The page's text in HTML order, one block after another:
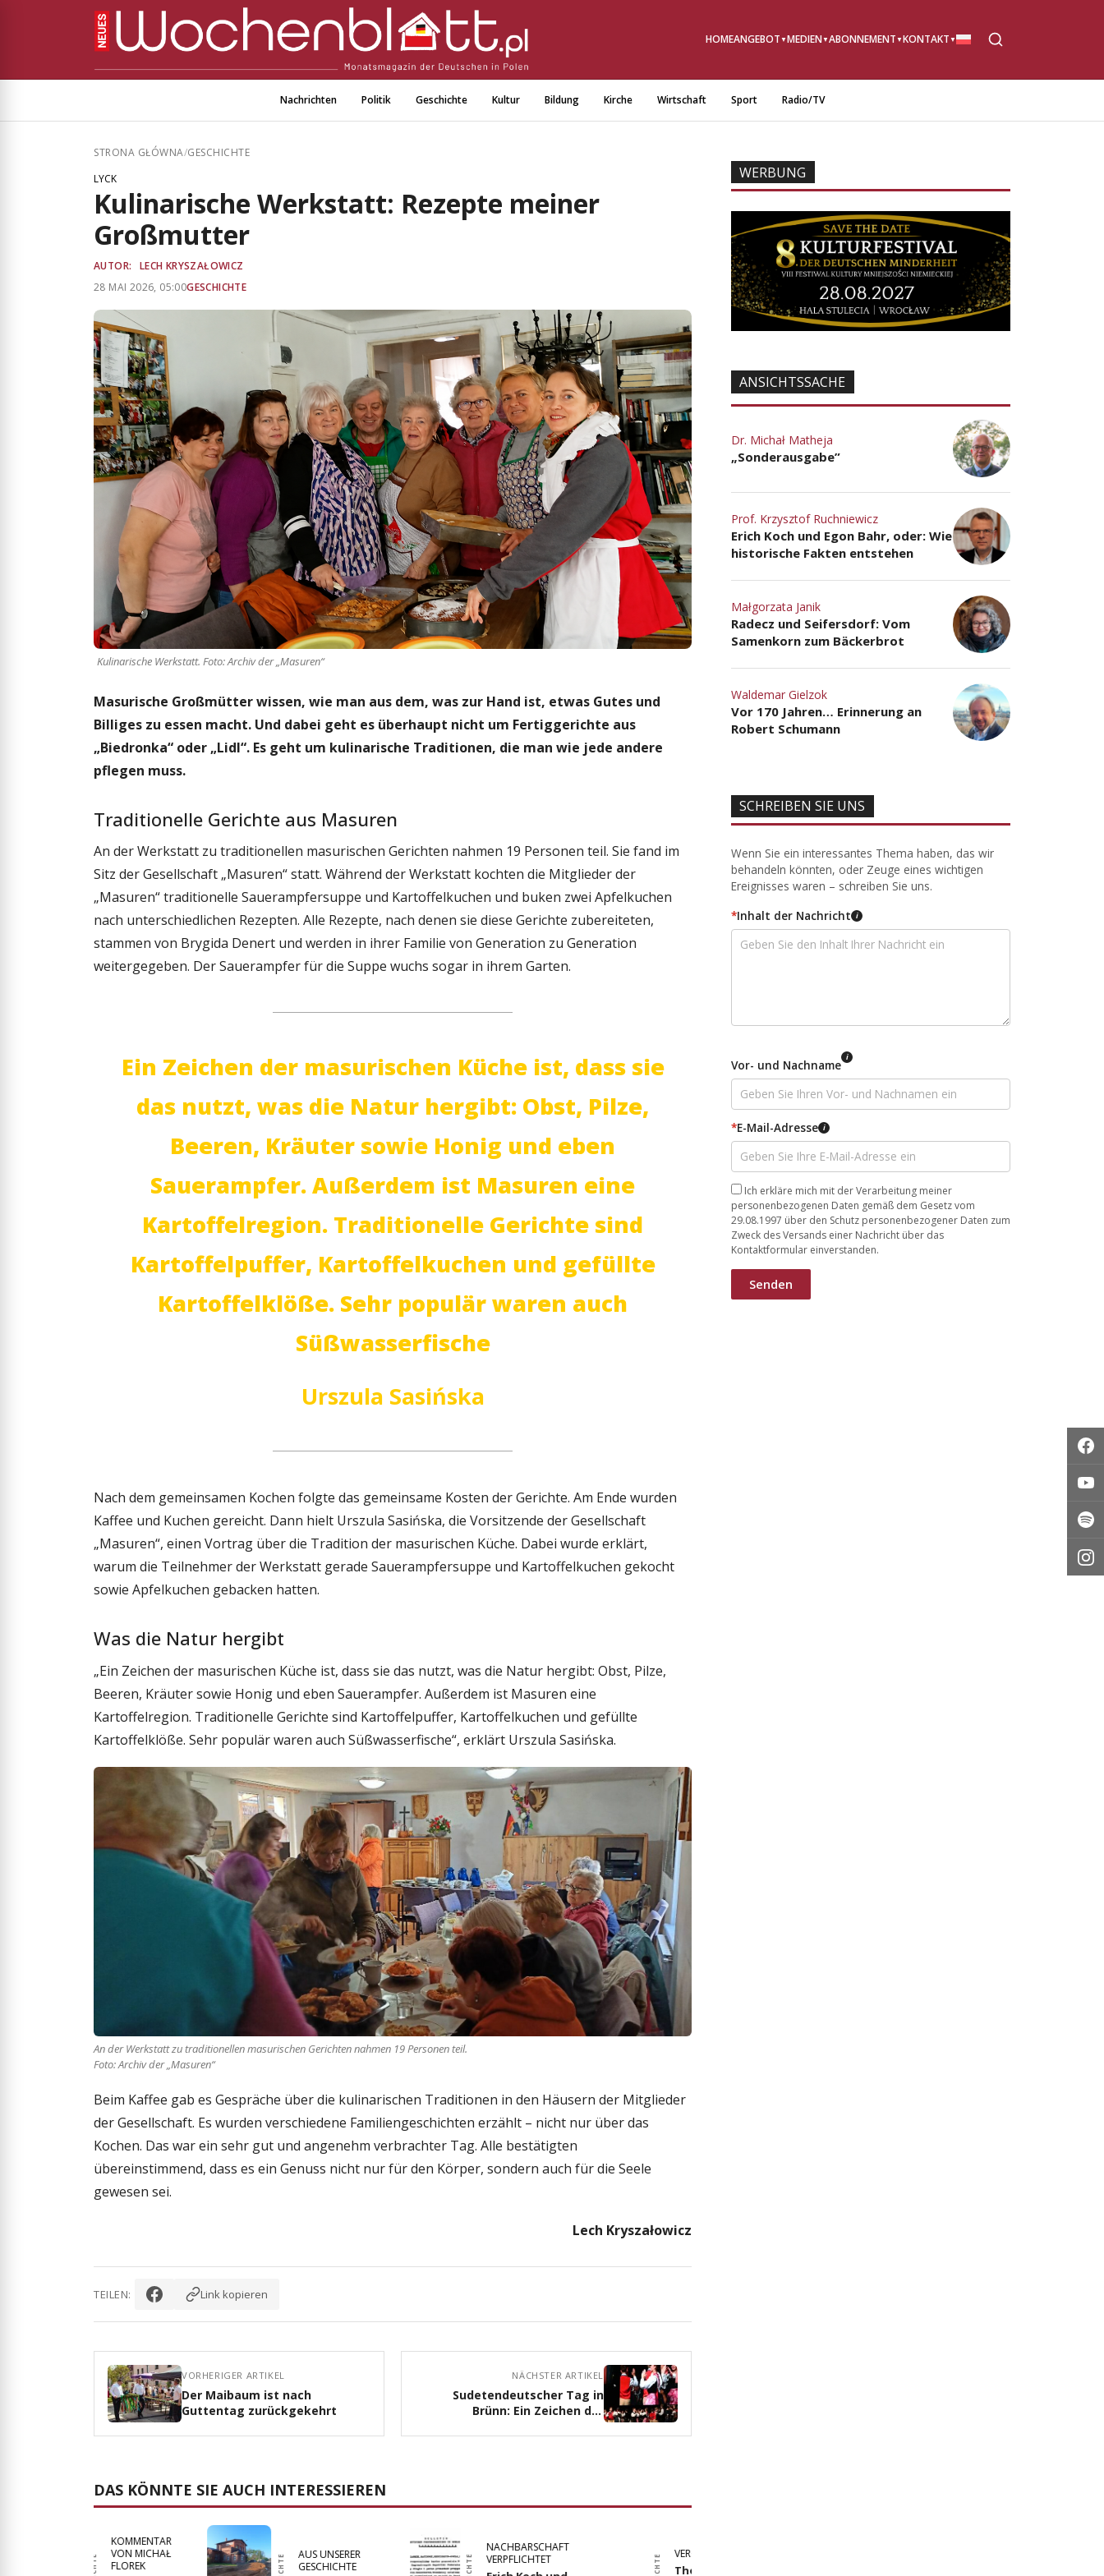
HOMEANGEBOT MEDIEN ABONNEMENT KONTAKT
Nachrichten Politik Geschichte Kultur Bildung Kirche Wirtschaft Sport Radio/TV
STRONA GŁÓWNA/GESCHICHTE
LYCK
Kulinarische Werkstatt: Rezepte meiner
Großmutter
AUTOR:
LECH KRYSZAŁOWICZ
28 MAI 2026, 05:00GESCHICHTE
Kulinarische Werkstatt. Foto: Archiv der „Masuren“
Masurische Großmütter wissen, wie man aus dem, was zur Hand ist, etwas Gutes und
Billiges zu essen macht. Und dabei geht es überhaupt nicht um Fertiggerichte aus
„Biedronka“ oder „Lidl“. Es geht um kulinarische Traditionen, die man wie jede andere
pflegen muss.
Traditionelle Gerichte aus Masuren
An der Werkstatt zu traditionellen masurischen Gerichten nahmen 19 Personen teil. Sie fand im
Sitz der Gesellschaft „Masuren“ statt. Während der Werkstatt kochten die Mitglieder der
„Masuren“ traditionelle Sauerampfersuppe und Kartoffelkuchen und buken zwei Apfelkuchen
nach unterschiedlichen Rezepten. Alle Rezepte, nach denen sie diese Gerichte zubereiteten,
stammen von Brygida Denert und werden in ihrer Familie von Generation zu Generation
weitergegeben. Der Sauerampfer für die Suppe wuchs sogar in ihrem Garten.
Ein Zeichen der masurischen Küche ist, dass sie
das nutzt, was die Natur hergibt: Obst, Pilze,
Beeren, Kräuter sowie Honig und eben
Sauerampfer. Außerdem ist Masuren eine
Kartoffelregion. Traditionelle Gerichte sind
Kartoffelpuffer, Kartoffelkuchen und gefüllte
Kartoffelklöße. Sehr populär waren auch
Süßwasserfische
Urszula Sasińska
Nach dem gemeinsamen Kochen folgte das gemeinsame Kosten der Gerichte. Am Ende wurden
Kaffee und Kuchen gereicht. Dann hielt Urszula Sasińska, die Vorsitzende der Gesellschaft
„Masuren“, einen Vortrag über die Tradition der masurischen Küche. Dabei wurde erklärt,
warum die Teilnehmer der Werkstatt gerade Sauerampfersuppe und Kartoffelkuchen gekocht
sowie Apfelkuchen gebacken hatten.
Was die Natur hergibt
„Ein Zeichen der masurischen Küche ist, dass sie das nutzt, was die Natur hergibt: Obst, Pilze,
Beeren, Kräuter sowie Honig und eben Sauerampfer. Außerdem ist Masuren eine
Kartoffelregion. Traditionelle Gerichte sind Kartoffelpuffer, Kartoffelkuchen und gefüllte
Kartoffelklöße. Sehr populär waren auch Süßwasserfische“, erklärt Urszula Sasińska.
An der Werkstatt zu traditionellen masurischen Gerichten nahmen 19 Personen teil.
Foto: Archiv der „Masuren“
Beim Kaffee gab es Gespräche über die kulinarischen Traditionen in den Häusern der Mitglieder
der Gesellschaft. Es wurden verschiedene Familiengeschichten erzählt – nicht nur über das
Kochen. Das war ein sehr gut und angenehm verbrachter Tag. Alle bestätigten
übereinstimmend, dass es ein Genuss nicht nur für den Körper, sondern auch für die Seele
gewesen sei.
Lech Kryszałowicz
TEILEN: Link kopieren
VORHERIGER ARTIKEL
Der Maibaum ist nach
Guttentag zurückgekehrt
NÄCHSTER ARTIKEL
Sudetendeutscher Tag in
Brünn: Ein Zeichen der
DAS KÖNNTE SIE AUCH INTERESSIEREN
NACHBARSCHAFT
VERPFLICHTET
VERGESSENES ERBE
Thomas
NACHBARSCHAFT
VERPFLICHTET
SCHLESISCHE
HAPPEN
WERBUNG
ANSICHTSSACHE
Dr. Michał Matheja
„Sonderausgabe”
Prof. Krzysztof Ruchniewicz
Erich Koch und Egon Bahr, oder: Wie
historische Fakten entstehen
Małgorzata Janik
Radecz und Seifersdorf: Vom
Samenkorn zum Bäckerbrot
Waldemar Gielzok
Vor 170 Jahren… Erinnerung an
Robert Schumann
SCHREIBEN SIE UNS
Wenn Sie ein interessantes Thema haben, das wir
behandeln könnten, oder Zeuge eines wichtigen
Ereignisses waren – schreiben Sie uns.
*Inhalt der Nachricht i
Vor- und Nachname i
*E-Mail-Adresse i
Ich erkläre mich mit der Verarbeitung meiner
personenbezogenen Daten gemäß dem Gesetz vom
29.08.1997 über den Schutz personenbezogener Daten zum
Zweck des Versands einer Nachricht über das
Kontaktformular einverstanden.